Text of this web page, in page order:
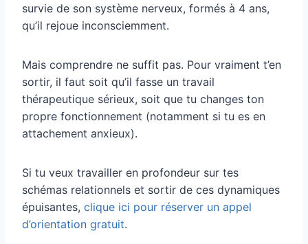
survie de son système nerveux, formés à 4 ans,
qu’il rejoue inconsciemment.
Mais comprendre ne suffit pas. Pour vraiment t’en
sortir, il faut soit qu’il fasse un travail
thérapeutique sérieux, soit que tu changes ton
propre fonctionnement (notamment si tu es en
attachement anxieux).
Si tu veux travailler en profondeur sur tes
schémas relationnels et sortir de ces dynamiques
épuisantes, clique ici pour réserver un appel
d’orientation gratuit.